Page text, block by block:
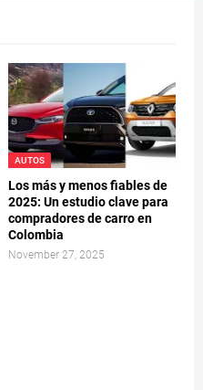
AUTOS
Los más y menos fiables de
2025: Un estudio clave para
compradores de carro en
Colombia
November 27, 2025